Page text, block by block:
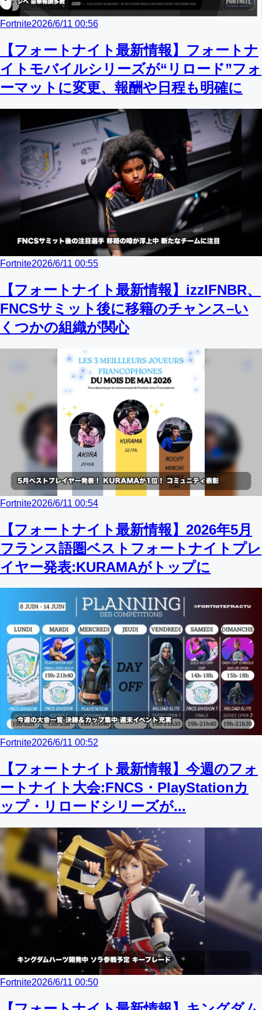
Fortnite2026/6/11 00:56
【フォートナイト最新情報】フォートナ
イトモバイルシリーズが“リロード”フォ
ーマットに変更、報酬や日程も明確に
Fortnite2026/6/11 00:55
【フォートナイト最新情報】izzIFNBR、
FNCSサミット後に移籍のチャンス–い
くつかの組織が関心
Fortnite2026/6/11 00:54
【フォートナイト最新情報】2026年5月
フランス語圏ベストフォートナイトプレ
イヤー発表:KURAMAがトップに
Fortnite2026/6/11 00:52
【フォートナイト最新情報】今週のフォ
ートナイト大会:FNCS・PlayStationカ
ップ・リロードシリーズが...
Fortnite2026/6/11 00:50